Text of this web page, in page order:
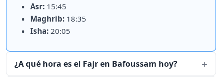
Asr: 15:45
Maghrib: 18:35
Isha: 20:05
¿A qué hora es el Fajr en Bafoussam hoy?